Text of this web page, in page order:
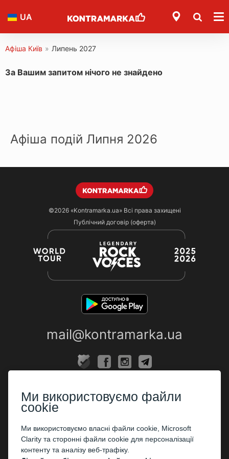
UA
Афіша Київ » Липень 2027
За Вашим запитом нічого не знайдено
Афіша подій Липня 2026
©2026 «Kontramarka.ua»Всі права захищені
Публічний договір (оферта)
mail@kontramarka.ua
Каси
ПАРТНЕРАМ
Організаторам
Ми використовуємо файли
cookie
Ми використовуємо власні файли cookie, Microsoft
Clarity та сторонні файли cookie для персоналізації
контенту та аналізу веб-трафіку.